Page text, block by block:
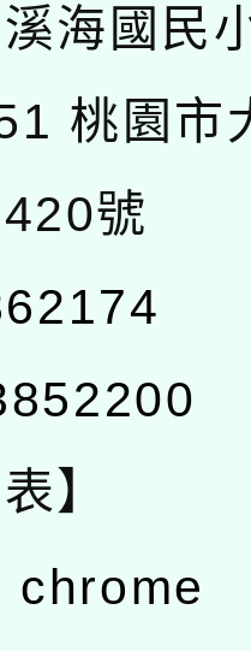
海國民
桃園市
號
】
chrome